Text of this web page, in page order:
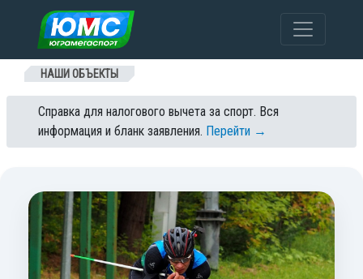
Перейти к содержанию
НАШИ ОБЪЕКТЫ
Справка для налогового вычета за спорт. Вся
информация и бланк заявления. Перейти →